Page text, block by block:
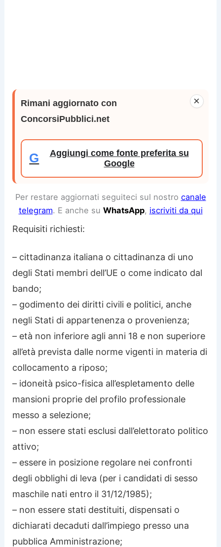
×
Rimani aggiornato con
ConcorsiPubblici.net
G
Aggiungi come fonte preferita su
Google
Per restare aggiornati seguiteci sul nostro canale
telegram. E anche su WhatsApp, iscriviti da qui
Requisiti richiesti:
– cittadinanza italiana o cittadinanza di uno
degli Stati membri dell’UE o come indicato dal
bando;
– godimento dei diritti civili e politici, anche
negli Stati di appartenenza o provenienza;
– età non inferiore agli anni 18 e non superiore
all’età prevista dalle norme vigenti in materia di
collocamento a riposo;
– idoneità psico-fisica all’espletamento delle
mansioni proprie del profilo professionale
messo a selezione;
– non essere stati esclusi dall’elettorato politico
attivo;
– essere in posizione regolare nei confronti
degli obblighi di leva (per i candidati di sesso
maschile nati entro il 31/12/1985);
– non essere stati destituiti, dispensati o
dichiarati decaduti dall’impiego presso una
pubblica Amministrazione;